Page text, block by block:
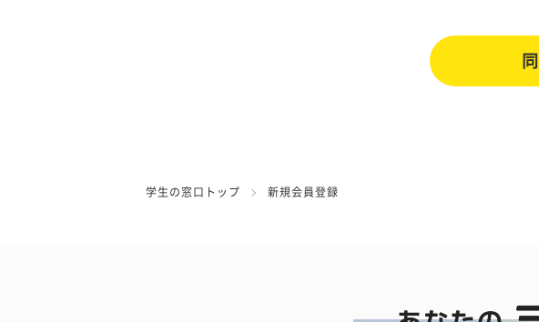
学生の窓口トップ 新規会員登録